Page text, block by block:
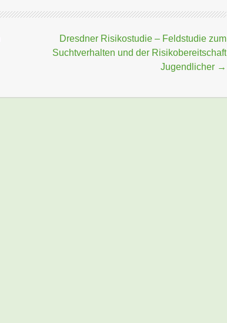
Dresdner Risikostudie – Feldstudie zum
Suchtverhalten und der Risikobereitschaft
Jugendlicher →